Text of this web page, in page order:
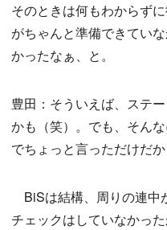
そのときは何もわからず
がちゃんと準備できてい
かったなぁ、と。
豊田：そういえば、ステ
かも（笑）。でも、そん
でちょっと言っただけだか
BiSは結構、周りの連中
チェックはしていなかっ